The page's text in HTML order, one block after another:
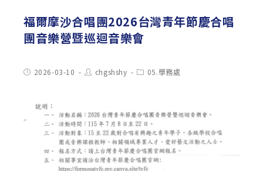
福爾摩沙合唱團2026台灣青年節慶合唱
團音樂營暨巡迴音樂會
Post2026-03-10
Post
author:
chgshshy
Post05.學務處